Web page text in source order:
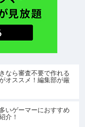
なら審査不要で作れる
オススメ！編集部が厳
いゲーマーにおすすめ
介！